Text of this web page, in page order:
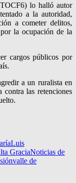
lo halló autor
a la autoridad,
a cometer delitos,
la ocupación de la
cargos públicos por
a un ruralista en
contra las retenciones
Luis
GraciaNoticias de
valle de